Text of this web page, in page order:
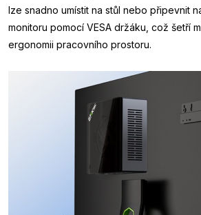
lze snadno umístit na stůl nebo připevnit
monitoru pomocí VESA držáku, což šetří
ergonomii pracovního prostoru.